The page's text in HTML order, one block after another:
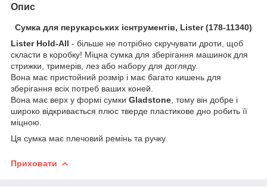
Опис
Сумка для перукарських існтрументів, Lister (178-11340)
Lister Hold-All - більше не потрібно скручувати дроти, щоб
скласти в коробку! Міцна сумка для зберігання машинок для
стрижки, тримерів, лез або набору для догляду.
Вона має пристойний розмір і має багато кишень для
зберігання всіх потреб ваших коней.
Вона має верх у формі сумки Gladstone , тому він добре і
широко відкривається плюс тверде пластикове дно робить її
міцною.
Ця сумка має плечовий ремінь та ручку.
Приховати